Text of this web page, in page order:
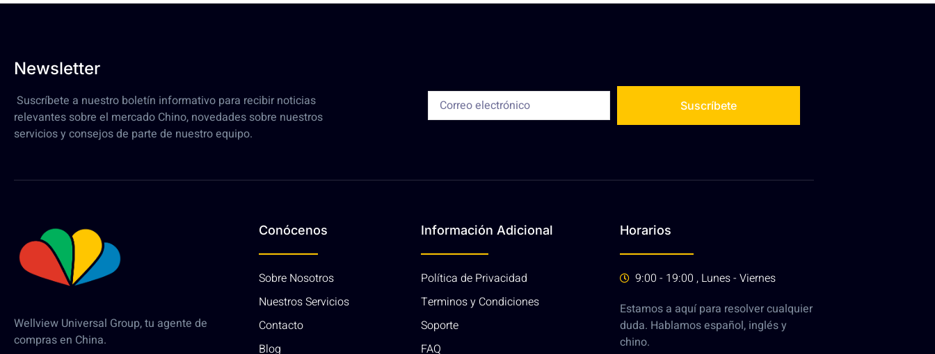
Newsletter
Suscríbete a nuestro boletín informativo para recibir noticias
relevantes sobre el mercado Chino, novedades sobre nuestros
servicios y consejos de parte de nuestro equipo.
Suscríbete
Wellview Universal Group, tu agente de
compras en China.
Conócenos
Sobre Nosotros
Nuestros Servicios
Contacto
Blog
Información Adicional
Política de Privacidad
Terminos y Condiciones
Soporte
FAQ
Horarios
9:00 - 19:00 , Lunes - Viernes
Estamos a aquí para resolver cualquier
duda. Hablamos español, inglés y
chino.